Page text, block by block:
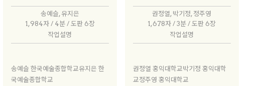
송예슬, 유지은
1,984자 / 4분 / 도판 6장
작업설명
송예슬 한국예술종합학교유지은 한
국예술종합학교
권정열, 박기정, 정주영
1,678자 / 3분 / 도판 6장
작업설명
권정열 홍익대학교박기정 홍익대학
교정주영 홍익대학교